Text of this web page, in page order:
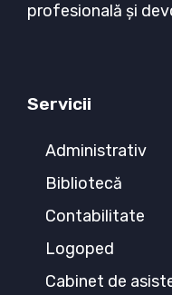
profesională şi
Servicii
Administrativ
Bibliotecă
Contabilitate
Logoped
Cabinet de